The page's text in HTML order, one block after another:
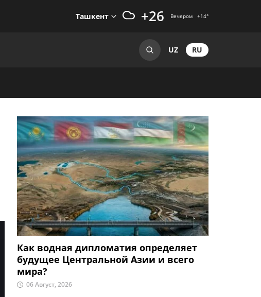
Ташкент +26 Вечером +14°
UZ RU
Как водная дипломатия определяет
будущее Центральной Азии и всего
мира?
06 Август, 2026